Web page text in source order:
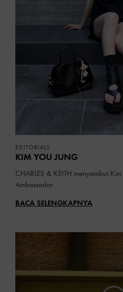
EDITORIALS
KIM YOU JUNG
CHARLES & KEITH menyambut
Ambassador
BACA SELENGKAPNYA